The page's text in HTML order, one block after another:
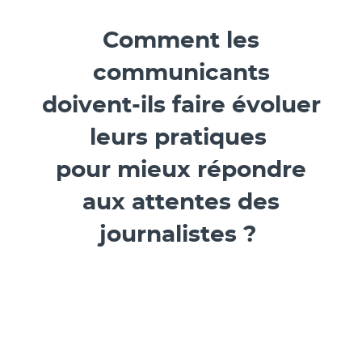
Comment les
communicants
doivent-ils faire évoluer
leurs pratiques
pour mieux répondre
aux attentes des
journalistes ?